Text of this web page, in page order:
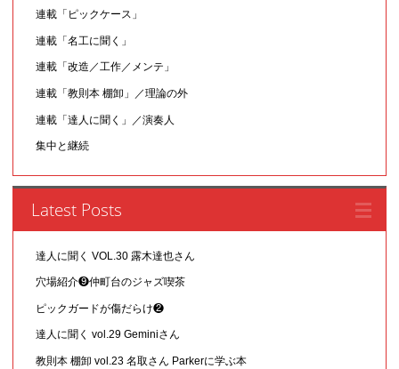
連載「ピックケース」
連載「名工に聞く」
連載「改造／工作／メンテ」
連載「教則本 棚卸」／理論の外
連載「達人に聞く」／演奏人
集中と継続
Latest Posts
達人に聞く VOL.30 露木達也さん
穴場紹介❾仲町台のジャズ喫茶
ピックガードが傷だらけ❷
達人に聞く vol.29 Geminiさん
教則本 棚卸 vol.23 名取さん Parkerに学ぶ本